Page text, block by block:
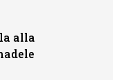
alla